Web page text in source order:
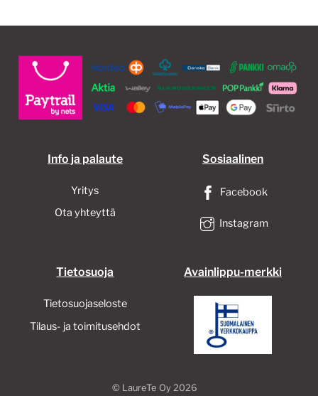
muunnelma.
tehdä
valinnat
tuotteen
Info ja palaute
Yritys
Ota yhteyttä
Sosiaalinen
Facebook
Instagram
Tietosuoja
Tietosuojaseloste
Tilaus- ja toimitusehdot
Avainlippu-merkki
© LaureTe Oy2026